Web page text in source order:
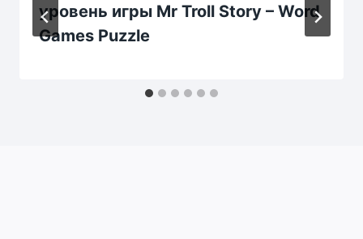
уровень игры Mr Troll Story – Word
Games Puzzle